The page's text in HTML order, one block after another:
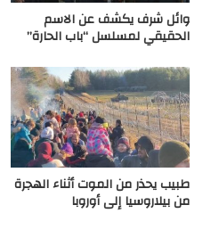
وائل شرف يكشف عن الاسم
الحقيقي لمسلسل “باب الحارة”
طبيب يحذر من الموت أثناء الهجرة
من بيلاروسيا إلى أوروبا